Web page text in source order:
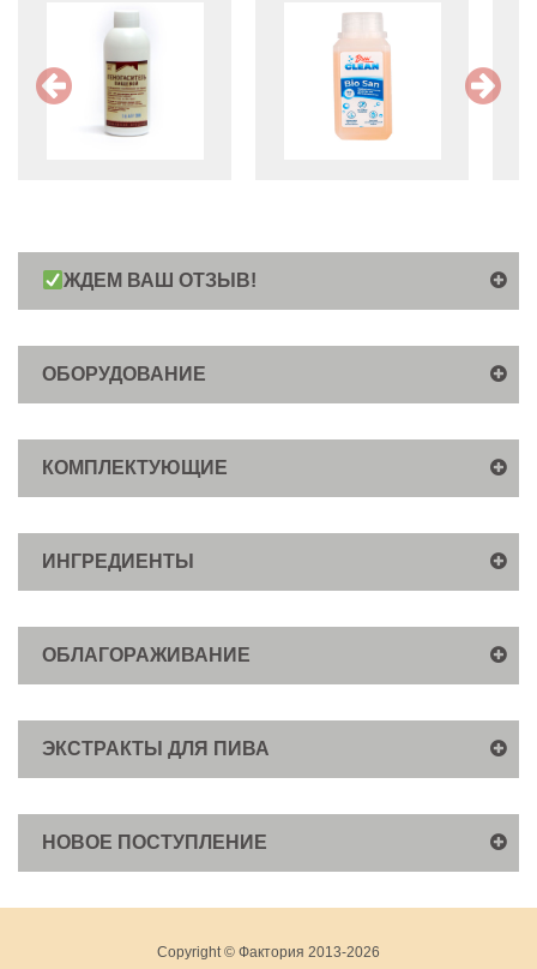
ЖДЕМ ВАШ ОТЗЫВ!
ОБОРУДОВАНИЕ
КОМПЛЕКТУЮЩИЕ
ИНГРЕДИЕНТЫ
ОБЛАГОРАЖИВАНИЕ
ЭКСТРАКТЫ ДЛЯ ПИВА
НОВОЕ ПОСТУПЛЕНИЕ
Copyright © Фактория 2013-2026